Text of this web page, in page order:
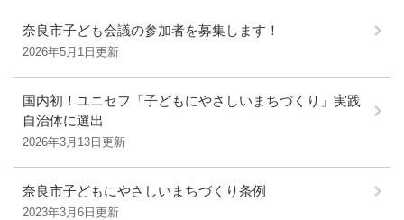
奈良市子ども会議の参加者を募集します！
2026年5月1日更新
国内初！ユニセフ「子どもにやさしいまちづくり」実践
自治体に選出
2026年3月13日更新
奈良市子どもにやさしいまちづくり条例
2023年3月6日更新